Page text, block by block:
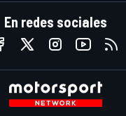
En redes sociales